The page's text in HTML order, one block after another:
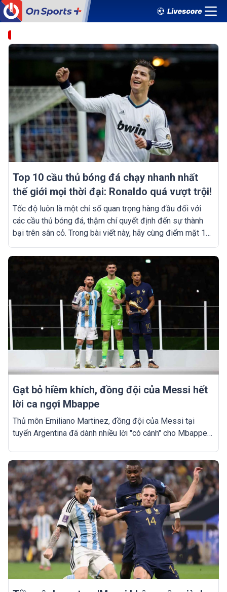
Top 10 cầu thủ bóng đá chạy nhanh nhất
thế giới mọi thời đại: Ronaldo quá vượt trội!
Tốc độ luôn là một chỉ số quan trọng hàng đầu đối với
các cầu thủ bóng đá, thậm chí quyết định đến sự thành
bại trên sân cỏ. Trong bài viết này, hãy cùng điểm mặt 10
cầu thủ có khả năng chạy nhanh nhất mọi thời đại trong
làng túc cầu!
Gạt bỏ hiềm khích, đồng đội của Messi hết
lời ca ngợi Mbappe
Thủ môn Emiliano Martinez, đồng đội của Messi tại
tuyển Argentina đã dành nhiều lời "có cánh" cho Mbappe